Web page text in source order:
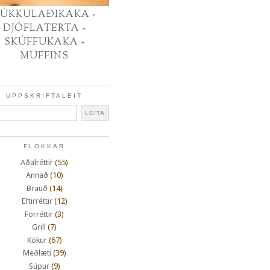
-
DJÖFLATERTA -
SKÚFFUKAKA -
MUFFINS
UPPSKRIFTALEIT
FLOKKAR
Aðalréttir (55)
Annað (10)
Brauð (14)
Eftirréttir (12)
Forréttir (3)
Grill
(7)
Kökur (67)
Meðlæti (39)
Súpur (9)